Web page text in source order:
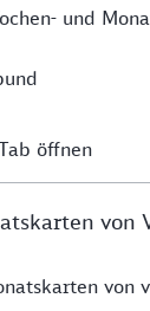
und
öffnen